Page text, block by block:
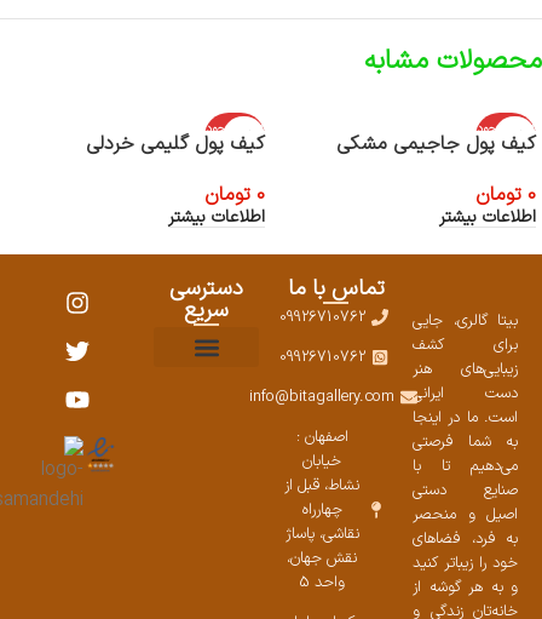
محصولات مشابه
اتمام موجود
ی
کیف پول جاجیمی مشکی
0 تومان
اطلاعات بیشتر
اتمام موجود
ی
کیف پول گلیمی خردلی
0 تومان
اطلاعات بیشتر
بیتا گالری، جایی
برای کشف
زیبایی‌های هنر
دست ایرانی
است. ما در اینجا
به شما فرصتی
می‌دهیم تا با
صنایع دستی
اصیل و منحصر
به فرد، فضاهای
خود را زیباتر کنید
و به هر گوشه از
خانه‌تان زندگی و
تماس با ما
09926710762
09926710762
info@bitagallery.com
اصفهان :
خیابان
نشاط، قبل از
چهارراه
نقاشی، پاساژ
نقش جهان،
واحد 5
دسترسی
سریع